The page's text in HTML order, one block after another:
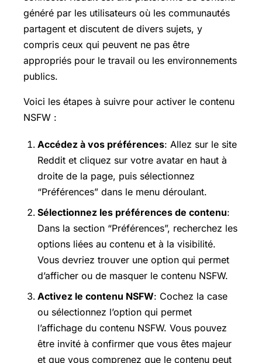
généré par les utilisateurs où les communautés
partagent et discutent de divers sujets, y
compris ceux qui peuvent ne pas être
appropriés pour le travail ou les environnements
publics.
Voici les étapes à suivre pour activer le contenu
NSFW :
Accédez à vos préférences: Allez sur le site
Reddit et cliquez sur votre avatar en haut à
droite de la page, puis sélectionnez
“Préférences” dans le menu déroulant.
Sélectionnez les préférences de contenu:
Dans la section “Préférences”, recherchez les
options liées au contenu et à la visibilité.
Vous devriez trouver une option qui permet
d’afficher ou de masquer le contenu NSFW.
Activez le contenu NSFW: Cochez la case
ou sélectionnez l’option qui permet
l’affichage du contenu NSFW. Vous pouvez
être invité à confirmer que vous êtes majeur
et que vous comprenez que le contenu peut